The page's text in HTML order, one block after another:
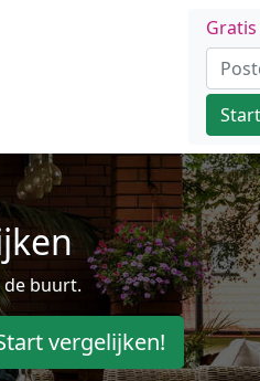
de buurt.
vergelijken!